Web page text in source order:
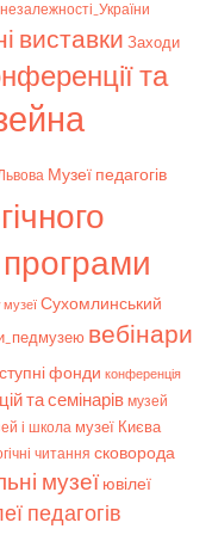
виставки Заходи
та
Музеї педагогів
програми
Сухомлинський
вебінари
фонди конференція
та семінарів музей
і школа музеї Києва
читання сковорода
музеї ювілеї
педагогів